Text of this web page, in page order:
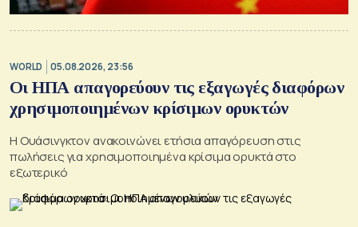
WORLD 05.08.2026, 23:56
Οι ΗΠΑ απαγορεύουν τις εξαγωγές διαφόρων
χρησιμοποιημένων κρίσιμων ορυκτών
Η Ουάσινγκτον ανακοινώνει ετήσια απαγόρευση στις
πωλήσεις για χρησιμοποιημένα κρίσιμα ορυκτά στο
εξωτερικό